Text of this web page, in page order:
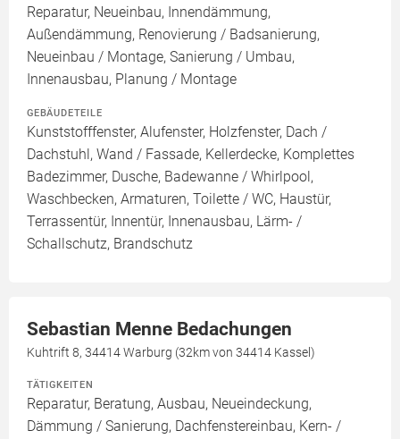
Reparatur, Neueinbau, Innendämmung,
Außendämmung, Renovierung / Badsanierung,
Neueinbau / Montage, Sanierung / Umbau,
Innenausbau, Planung / Montage
GEBÄUDETEILE
Kunststofffenster, Alufenster, Holzfenster, Dach /
Dachstuhl, Wand / Fassade, Kellerdecke, Komplettes
Badezimmer, Dusche, Badewanne / Whirlpool,
Waschbecken, Armaturen, Toilette / WC, Haustür,
Terrassentür, Innentür, Innenausbau, Lärm- /
Schallschutz, Brandschutz
Sebastian Menne Bedachungen
Kuhtrift 8, 34414 Warburg (32km von 34414 Kassel)
TÄTIGKEITEN
Reparatur, Beratung, Ausbau, Neueindeckung,
Dämmung / Sanierung, Dachfenstereinbau, Kern- /